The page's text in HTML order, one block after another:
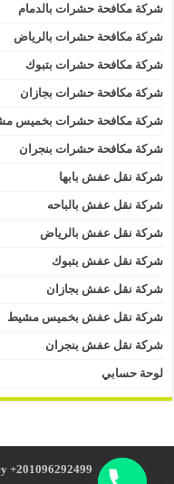
شركة مكافحة حشرات بالدمام
شركة مكافحة حشرات بالرياض
شركة مكافحة حشرات بتبوك
شركة مكافحة حشرات بجازان
شركة مكافحة حشرات بخميس
شركة مكافحة حشرات بنجران
شركة نقل عفش بابها
شركة نقل عفش بالباحه
شركة نقل عفش بالرياض
شركة نقل عفش بتبوك
شركة نقل عفش بجازان
شركة نقل عفش بخميس مشيط
شركة نقل عفش بنجران
لوحة حسابي
+201096292499